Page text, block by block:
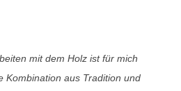
mit dem Holz ist für mich
Kombination aus Tradition und